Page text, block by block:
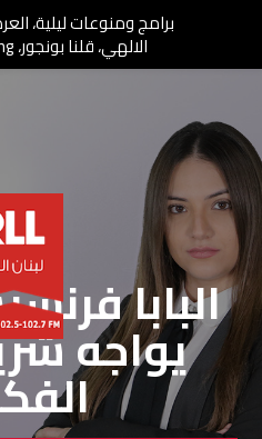
شو البابا
يواجه
برامج ومنوعات ليلية،
الالهي، قلنا بونجور، RLL Morning